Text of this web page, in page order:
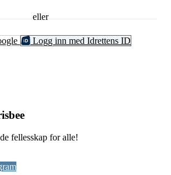
eller
Logg inn med Idrettens ID
fellesskap for alle!